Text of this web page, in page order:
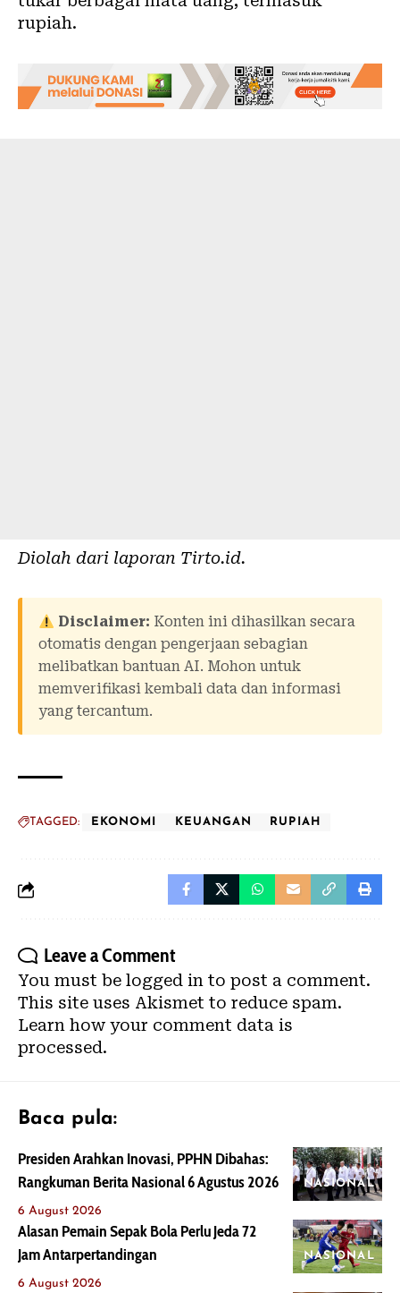
rupiah.
Diolah dari laporan Tirto.id.
Disclaimer: Konten ini dihasilkan secara
otomatis dengan pengerjaan sebagian
melibatkan bantuan AI. Mohon untuk
memverifikasi kembali data dan informasi
yang tercantum.
TAGGED: EKONOMI KEUANGAN RUPIAH
Leave a Comment
You must be logged in to post a comment.
This site uses Akismet to reduce spam.
Learn how your comment data is
processed.
Baca pula:
NASIONAL
Presiden Arahkan Inovasi, PPHN Dibahas:
Rangkuman Berita Nasional 6 Agustus 2026
6 August 2026
NASIONAL
Alasan Pemain Sepak Bola Perlu Jeda 72
Jam Antarpertandingan
6 August 2026